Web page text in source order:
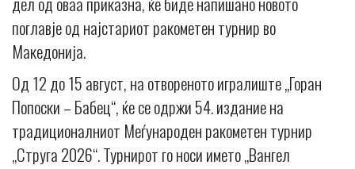
поглавје од најстариот ракометен турнир во
Македонија.
Од 12 до 15 август, на отвореното игралиште „Горан
Попоски – Бабец“, ќе се одржи 54. издание на
традиционалниот Меѓународен ракометен турнир
„Струга 2026“. Турнирот го носи името „Вангел